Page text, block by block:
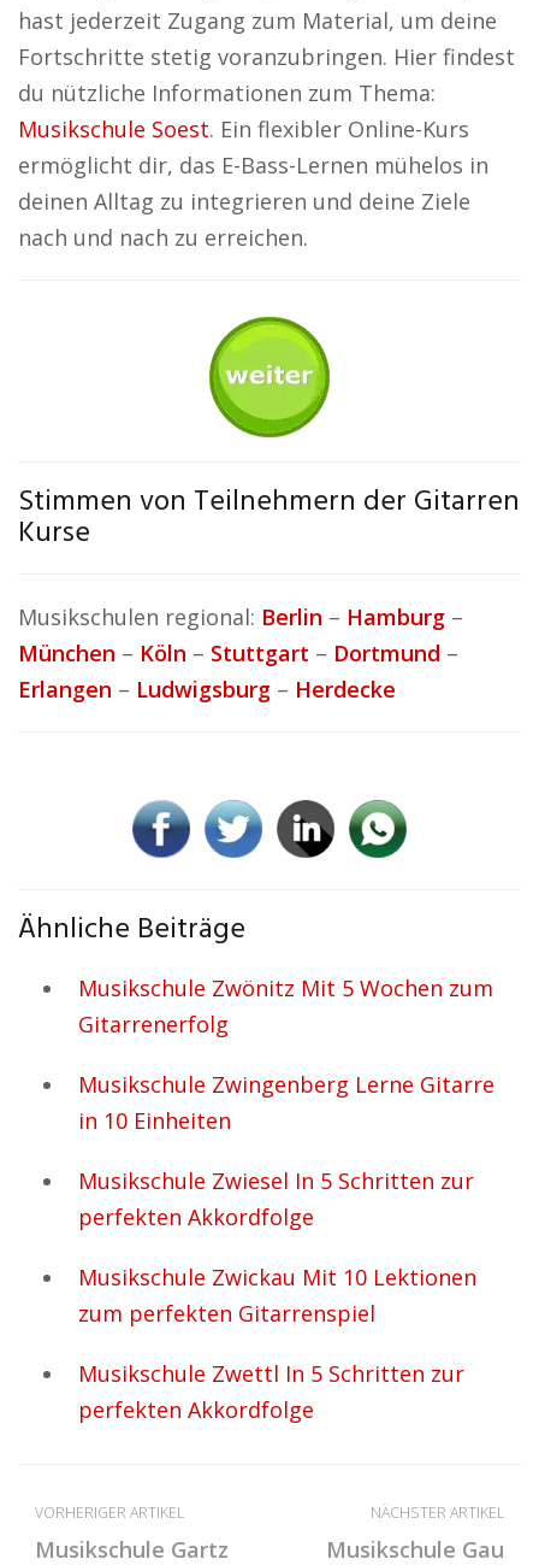
hast jederzeit Zugang zum Material, um deine
Fortschritte stetig voranzubringen. Hier findest
du nützliche Informationen zum Thema:
Musikschule Soest. Ein flexibler Online-Kurs
ermöglicht dir, das E-Bass-Lernen mühelos in
deinen Alltag zu integrieren und deine Ziele
nach und nach zu erreichen.
Stimmen von Teilnehmern der Gitarren
Kurse
Musikschulen regional: Berlin – Hamburg –
München – Köln – Stuttgart – Dortmund –
Erlangen – Ludwigsburg – Herdecke
Ähnliche Beiträge
Musikschule Zwönitz Mit 5 Wochen zum
Gitarrenerfolg
Musikschule Zwingenberg Lerne Gitarre
in 10 Einheiten
Musikschule Zwiesel In 5 Schritten zur
perfekten Akkordfolge
Musikschule Zwickau Mit 10 Lektionen
zum perfekten Gitarrenspiel
Musikschule Zwettl In 5 Schritten zur
perfekten Akkordfolge
VORHERIGER ARTIKEL
Musikschule Gartz
NÄCHSTER ARTIKEL
Musikschule Gau